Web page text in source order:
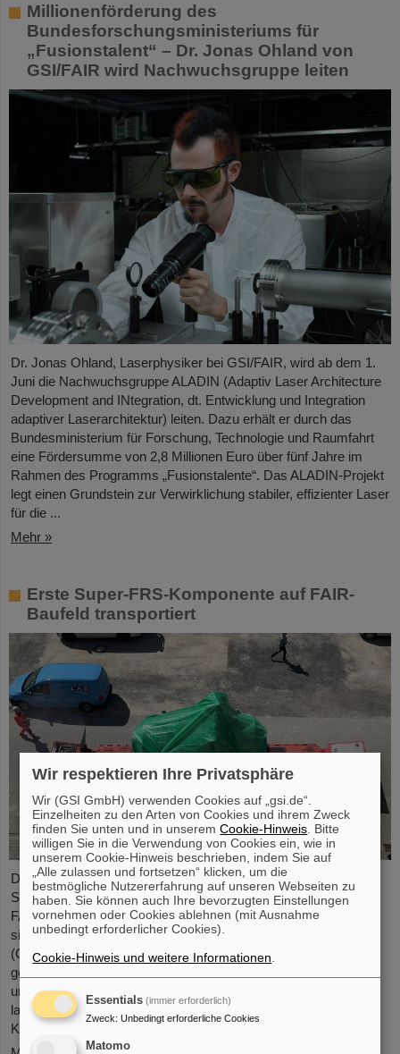
Millionenförderung des
Bundesforschungsministeriums für
„Fusionstalent“ – Dr. Jonas Ohland von
GSI/FAIR wird Nachwuchsgruppe leiten
Dr. Jonas Ohland, Laserphysiker bei GSI/FAIR, wird ab dem 1.
Juni die Nachwuchsgruppe ALADIN (Adaptiv Laser Architecture
Development and INtegration, dt. Entwicklung und Integration
adaptiver Laserarchitektur) leiten. Dazu erhält er durch das
Bundesministerium für Forschung, Technologie und Raumfahrt
eine Fördersumme von 2,8 Millionen Euro über fünf Jahre im
Rahmen des Programms „Fusionstalente“. Das ALADIN-Projekt
legt einen Grundstein zur Verwirklichung stabiler, effizienter Laser
für die ...
Mehr »
Erste Super-FRS-Komponente auf FAIR-
Baufeld transportiert
Die erste Komponente des FAIR-Superfragmentseparators
Super-FRS, ein supraleitender Multiplett-Magnet, ist auf das
FAIR-Baufeld gebracht worden. Bei einem Multiplett handelt es
sich um eine Kombination verschiedener Magnettypen
(Quadrupol, Sextupol, Oktupol und Steuerdipol), die in einem
gemeinsamen flüssigen Heliumbehälter und Kryostat
untergebracht sind. Der kürzliche Transport der rund fünf Meter
langen, zweieinhalb Meter breiten und vier Meter hohen
Komponente mit einem Gewicht von 48 Tonnen…
Wir respektieren Ihre Privatsphäre
Wir (GSI GmbH) verwenden Cookies auf „gsi.de“.
Einzelheiten zu den Arten von Cookies und ihrem Zweck
finden Sie unten und in unseremCookie-Hinweis . Bitte
willigen Sie in die Verwendung von Cookies ein, wie in
unserem Cookie-Hinweis beschrieben, indem Sie auf
„Alle zulassen und fortsetzen“ klicken, um die
bestmögliche Nutzererfahrung auf unseren Webseiten zu
haben. Sie können auch Ihre bevorzugten Einstellungen
vornehmen oder Cookies ablehnen (mit Ausnahme
unbedingt erforderlicher Cookies).
Cookie-Hinweis und weitere Informationen
Essentials (immer erforderlich)
Zweck: Unbedingt erforderliche Cookies
Matomo